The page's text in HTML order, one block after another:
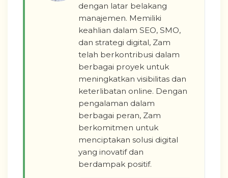
dengan latar belakang
manajemen. Memiliki
keahlian dalam SEO, SMO,
dan strategi digital, Zam
telah berkontribusi dalam
berbagai proyek untuk
meningkatkan visibilitas dan
keterlibatan online. Dengan
pengalaman dalam
berbagai peran, Zam
berkomitmen untuk
menciptakan solusi digital
yang inovatif dan
berdampak positif.